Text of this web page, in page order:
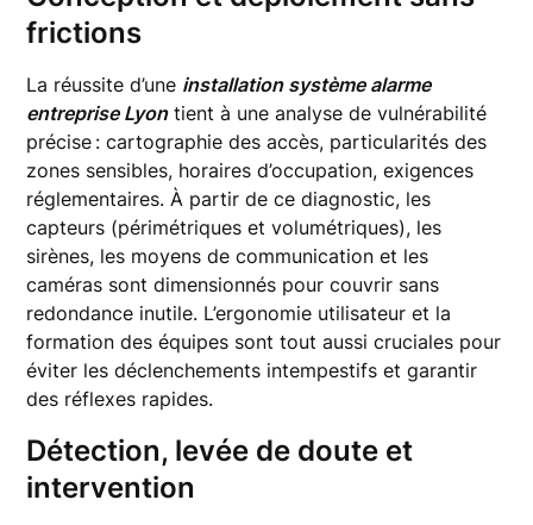
frictions
La réussite d’une installation système alarme
entreprise Lyontient à une analyse de vulnérabilité
précise : cartographie des accès, particularités des
zones sensibles, horaires d’occupation, exigences
réglementaires. À partir de ce diagnostic, les
capteurs (périmétriques et volumétriques), les
sirènes, les moyens de communication et les
caméras sont dimensionnés pour couvrir sans
redondance inutile. L’ergonomie utilisateur et la
formation des équipes sont tout aussi cruciales pour
éviter les déclenchements intempestifs et garantir
des réflexes rapides.
Détection, levée de doute et
intervention